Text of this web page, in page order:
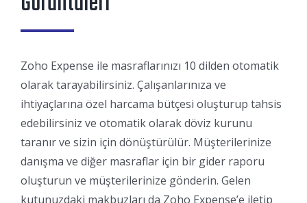
Zoho Expense ile masraflarınızı 10 dilden otomatik
olarak tarayabilirsiniz. Çalışanlarınıza ve
ihtiyaçlarına özel harcama bütçesi oluşturup tahsis
edebilirsiniz ve otomatik olarak döviz kurunu
taranır ve sizin için dönüştürülür. Müşterilerinize
danışma ve diğer masraflar için bir gider raporu
oluşturun ve müşterilerinize gönderin. Gelen
kutunuzdaki makbuzları da Zoho Expense’e iletip